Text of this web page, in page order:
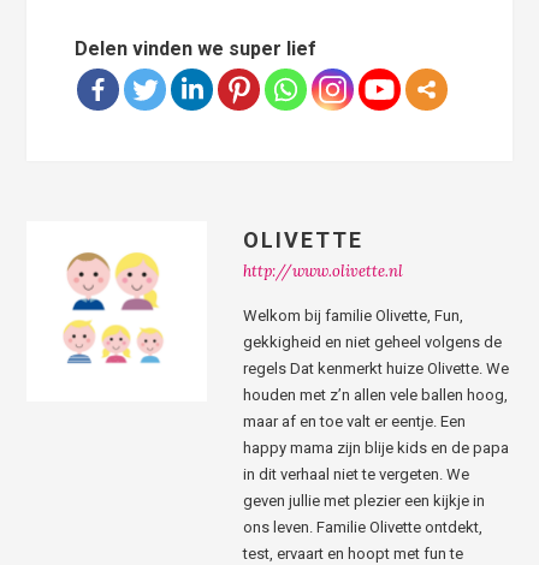
Delen vinden we super lief
OLIVETTE
http://www.olivette.nl
Welkom bij familie Olivette, Fun,
gekkigheid en niet geheel volgens de
regels Dat kenmerkt huize Olivette. We
houden met z’n allen vele ballen hoog,
maar af en toe valt er eentje. Een
happy mama zijn blije kids en de papa
in dit verhaal niet te vergeten. We
geven jullie met plezier een kijkje in
ons leven. Familie Olivette ontdekt,
test, ervaart en hoopt met fun te